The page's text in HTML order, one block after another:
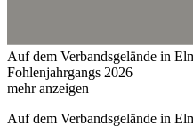
Auf dem Verbandsgelände in
Fohlenjahrgangs 2026
mehr anzeigen
Auf dem Verbandsgelände in